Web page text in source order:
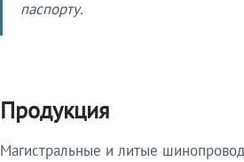
паспорту.
Продукция
Магистральные и литые